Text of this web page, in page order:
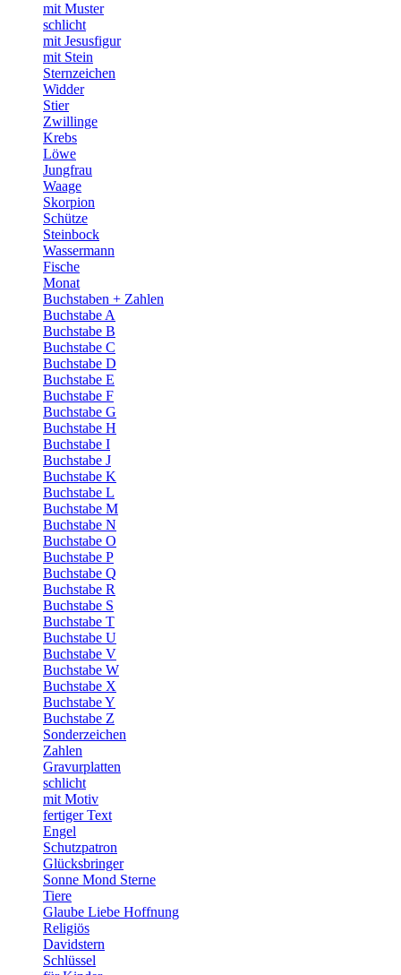
mit Muster
schlicht
mit Jesusfigur
mit Stein
Sternzeichen
Widder
Stier
Zwillinge
Krebs
Löwe
Jungfrau
Waage
Skorpion
Schütze
Steinbock
Wassermann
Fische
Monat
Buchstaben + Zahlen
Buchstabe A
Buchstabe B
Buchstabe C
Buchstabe D
Buchstabe E
Buchstabe F
Buchstabe G
Buchstabe H
Buchstabe I
Buchstabe J
Buchstabe K
Buchstabe L
Buchstabe M
Buchstabe N
Buchstabe O
Buchstabe P
Buchstabe Q
Buchstabe R
Buchstabe S
Buchstabe T
Buchstabe U
Buchstabe V
Buchstabe W
Buchstabe X
Buchstabe Y
Buchstabe Z
Sonderzeichen
Zahlen
Gravurplatten
schlicht
mit Motiv
fertiger Text
Engel
Schutzpatron
Glücksbringer
Sonne Mond Sterne
Tiere
Glaube Liebe Hoffnung
Religiös
Davidstern
Schlüssel